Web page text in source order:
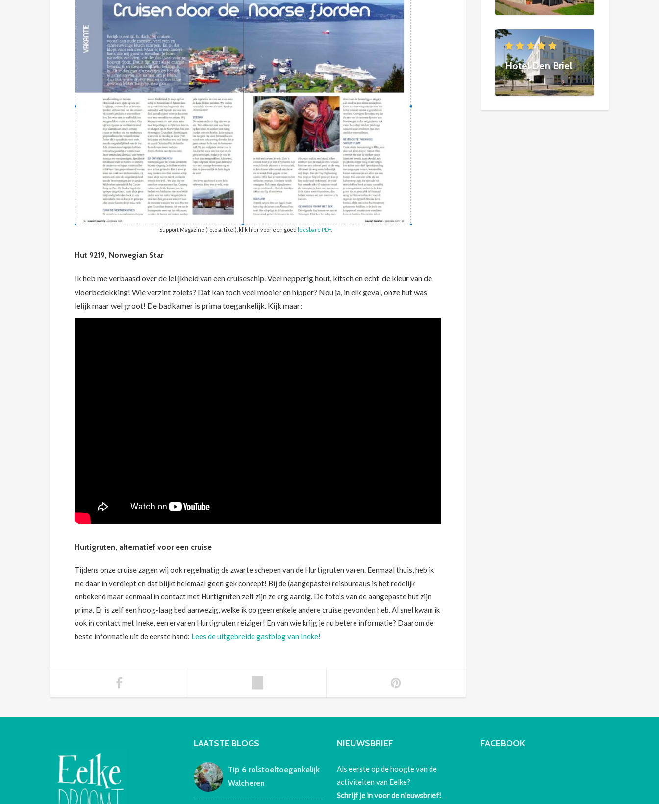
Support Magazine (foto artikel), klik hier voor een goed leesbare PDF.
Hut 9219, Norwegian Star
Ik heb me verbaasd over de lelijkheid van een cruiseschip. Veel nepperig hout, kitsch en echt, de kleur van de
vloerbedekking! Wie verzint zoiets? Dat kan toch veel mooier en hipper? Nou ja, in elk geval, onze hut was
lelijk maar wel groot! De badkamer is prima toegankelijk. Kijk maar:
Hurtigruten, alternatief voor een cruise
Tijdens onze cruise zagen wij ook regelmatig de zwarte schepen van de Hurtigruten varen. Eenmaal thuis, heb ik
me daar in verdiept en dat blijkt helemaal geen gek concept! Bij de (aangepaste) reisbureaus is het redelijk
onbekend maar eenmaal in contact met Hurtigruten zelf zijn ze erg aardig. De foto’s van de aangepaste hut zijn
prima. Er is zelf een hoog-laag bed aanwezig, welke ik op geen enkele andere cruise gevonden heb. Al snel kwam ik
ook in contact met Ineke, een ervaren Hurtigruten reiziger! En van wie krijg je nu betere informatie? Daarom de
beste informatie uit de eerste hand: Lees de uitgebreide gastblog van Ineke!
Hotel Den Briel
LAATSTE BLOGS
Tip 6 rolstoeltoegankelijk
Walcheren
NIEUWSBRIEF
Als eerste op de hoogte van de
activiteiten van Eelke?
Schrijf je in voor de nieuwsbrief!
FACEBOOK